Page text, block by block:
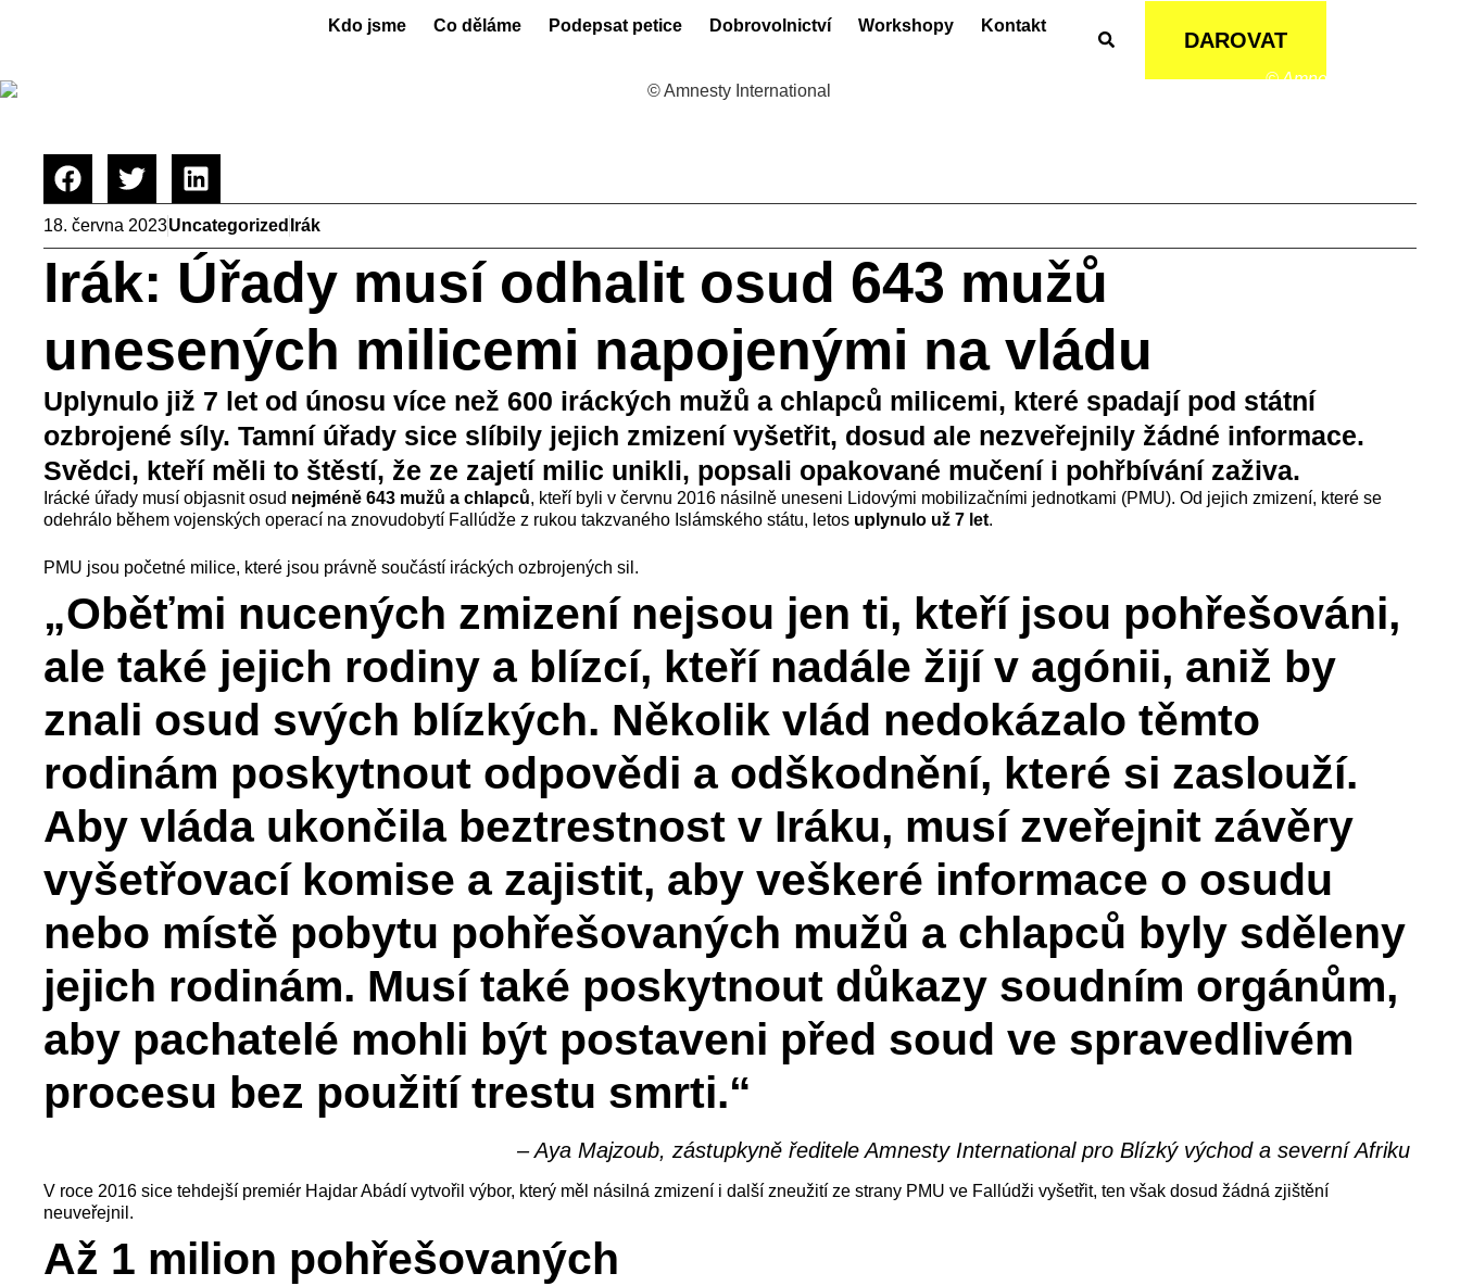
Kdo jsme Co děláme Podepsat petice Dobrovolnictví Workshopy Kontakt
DAROVAT
© Amnesty International
18. června 2023Uncategorized Irák
Irák: Úřady musí odhalit osud 643 mužů
unesených milicemi napojenými na vládu
Uplynulo již 7 let od únosu více než 600 iráckých mužů a chlapců milicemi, které spadají pod státní
ozbrojené síly. Tamní úřady sice slíbily jejich zmizení vyšetřit, dosud ale nezveřejnily žádné informace.
Svědci, kteří měli to štěstí, že ze zajetí milic unikli, popsali opakované mučení i pohřbívání zaživa.
Irácké úřady musí objasnit osud nejméně 643 mužů a chlapců, kteří byli v červnu 2016 násilně uneseni Lidovými mobilizačními jednotkami (PMU). Od jejich zmizení, které se
odehrálo během vojenských operací na znovudobytí Fallúdže z rukou takzvaného Islámského státu, letos uplynulo už 7 let.
PMU jsou početné milice, které jsou právně součástí iráckých ozbrojených sil.
„Oběťmi nucených zmizení nejsou jen ti, kteří jsou pohřešováni,
ale také jejich rodiny a blízcí, kteří nadále žijí v agónii, aniž by
znali osud svých blízkých. Několik vlád nedokázalo těmto
rodinám poskytnout odpovědi a odškodnění, které si zaslouží.
Aby vláda ukončila beztrestnost v Iráku, musí zveřejnit závěry
vyšetřovací komise a zajistit, aby veškeré informace o osudu
nebo místě pobytu pohřešovaných mužů a chlapců byly sděleny
jejich rodinám. Musí také poskytnout důkazy soudním orgánům,
aby pachatelé mohli být postaveni před soud ve spravedlivém
procesu bez použití trestu smrti.“
– Aya Majzoub, zástupkyně ředitele Amnesty International pro Blízký východ a severní Afriku
V roce 2016 sice tehdejší premiér Hajdar Abádí vytvořil výbor, který měl násilná zmizení i další zneužití ze strany PMU ve Fallúdži vyšetřit, ten však dosud žádná zjištění
neuveřejnil.
Až 1 milion pohřešovaných